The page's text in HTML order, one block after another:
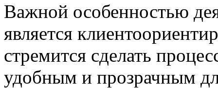
Важной особенностью
является
стремится сделать
удобным и прозрачным